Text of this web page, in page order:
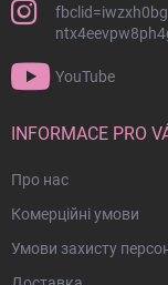
YouTube
INFORMACE PRO
Про нас
Комерційні умови
Умови захисту